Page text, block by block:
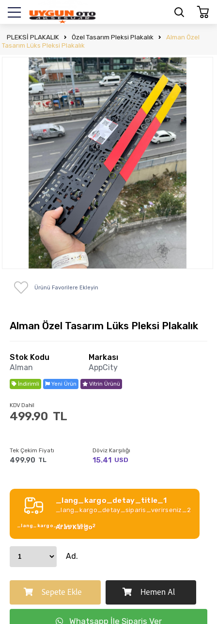
PLEKSİ PLAKALIK Özel Tasarım Pleksi Plakalık
Alman Özel
Tasarım Lüks Pleksi Plakalık
Ürünü Favorilere Ekleyin
Alman Özel Tasarım Lüks Pleksi Plakalık
Stok Kodu
Alman
Markası
AppCity
İndirimli Yeni Ürün Vitrin Ürünü
499.90 TL
KDV Dahil
Tek Çekim Fiyatı
499.90 TL
Döviz Karşılığı
15.41 USD
_lang_kargo_detay_title_1
_lang_kargo_detay_siparis_verirseniz_2
_lang_kargo_detay_title_2
Aras Kargo
Ad.
Sepete Ekle Hemen Al
Whatsapp İle Sipariş Ver